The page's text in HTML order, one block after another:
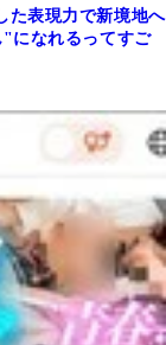
た表現力で新境地へ
"になれるってすご